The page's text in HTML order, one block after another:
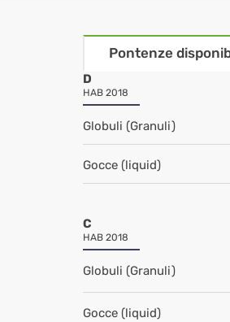
Pontenze
D
HAB 2018
Globuli (Granuli)
Gocce (liquid)
C
HAB 2018
Globuli (Granuli)
Gocce (liquid)